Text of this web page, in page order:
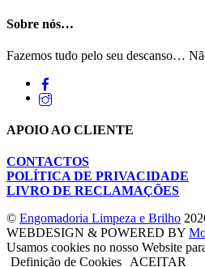
Sobre nós…
Fazemos tudo pelo seu descanso…
APOIO AO CLIENTE
CONTACTOS
POLÍTICA DE PRIVACIDADE
LIVRO DE RECLAMAÇÕES
© Engomadoria Limpeza e Brilho
WEBDESIGN & POWERED BY
Usamos cookies no nosso Website
Definição de Cookies
ACEITAR